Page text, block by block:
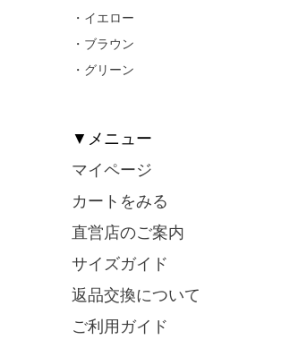
・イエロー
・ブラウン
・グリーン
▼メニュー
マイページ
カートをみる
直営店のご案内
サイズガイド
返品交換について
ご利用ガイド